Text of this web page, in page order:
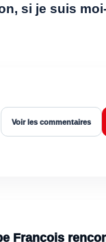
si je suis
Voir les commentaires
François